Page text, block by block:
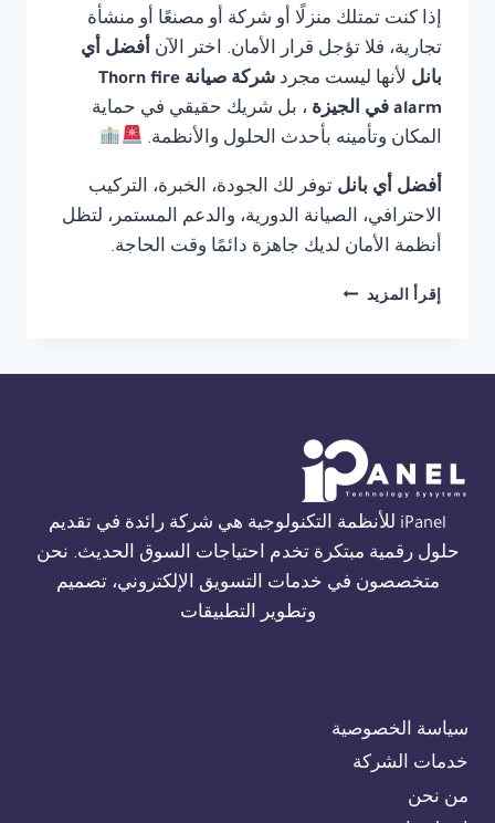
إذا كنت تمتلك منزلًا أو شركة أو مصنعًا أو منشأة
تجارية، فلا تؤجل قرار الأمان. اختر الآن أفضل أي
بانل لأنها ليست مجرد
شركة صيانة Thorn fire
alarm في الجيزة
، بل شريك حقيقي في حماية
المكان وتأمينه بأحدث الحلول والأنظمة.
أفضل أي بانل توفر لك الجودة، الخبرة، التركيب
الاحترافي، الصيانة الدورية، والدعم المستمر، لتظل
أنظمة الأمان لديك جاهزة دائمًا وقت الحاجة.
إقرأ المزيد شركة
01554305486
iPanel للأنظمة التكنولوجية هي شركة رائدة في تقديم
حلول رقمية مبتكرة تخدم احتياجات السوق الحديث. نحن
متخصصون في خدمات التسويق الإلكتروني، تصميم
وتطوير التطبيقات
سياسة الخصوصية
خدمات الشركة
من نحن